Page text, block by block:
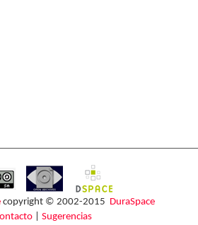
copyright © 2002-2015 DuraSpace
| Sugerencias